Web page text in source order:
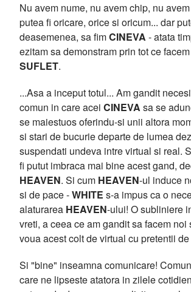
Nu avem nume, nu avem chip, nu
putea fi oricare, orice si oricum... dar
deasemenea, sa fimCINEVA - atata
ezitam sa demonstram prin tot ce
SUFLET.
...Asa a inceput totul... Am gandit
comun in care acei CINEVA sa se
se maiestuos oferindu-si unii altora
si stari de bucurie departe de lumea
suspendati undeva intre virtual si real.
fi putut imbraca mai bine acest gand,
HEAVEN. Si cum HEAVEN-ul induce
si de pace -WHITE s-a impus ca o
alaturarea HEAVEN-ului! O subliniere
vreti, a ceea ce am gandit sa facem noi
voua acest colt de virtual cu pretentii de
Si "bine" inseamna comunicare!
care ne lipseste atatora in zilele